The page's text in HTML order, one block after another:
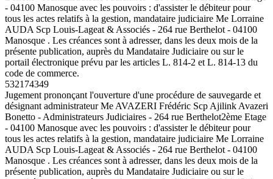
- 04100 Manosque avec les pouvoirs : d'assister le débiteur pour
tous les actes relatifs à la gestion, mandataire judiciaire Me Lorraine
AUDA Scp Louis-Lageat & Associés - 264 rue Berthelot - 04100
Manosque . Les créances sont à adresser, dans les deux mois de la
présente publication, auprès du Mandataire Judiciaire ou sur le
portail électronique prévu par les articles L. 814-2 et L. 814-13 du
code de commerce.
532174349
Jugement prononçant l'ouverture d'une procédure de sauvegarde et
désignant administrateur Me AVAZERI Frédéric Scp Ajilink Avazeri
Bonetto - Administrateurs Judiciaires - 264 rue Berthelot2ème Etage
- 04100 Manosque avec les pouvoirs : d'assister le débiteur pour
tous les actes relatifs à la gestion, mandataire judiciaire Me Lorraine
AUDA Scp Louis-Lageat & Associés - 264 rue Berthelot - 04100
Manosque . Les créances sont à adresser, dans les deux mois de la
présente publication, auprès du Mandataire Judiciaire ou sur le